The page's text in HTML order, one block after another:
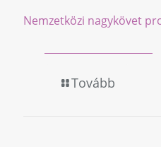
Nemzetközi nagykövet
Tovább